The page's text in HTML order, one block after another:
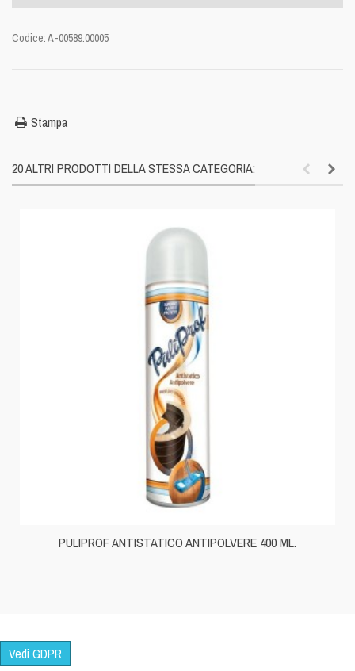
Codice:A-00589.00005
Stampa
20 ALTRI PRODOTTI DELLA STESSA CATEGORIA:
PULIPROF ANTISTATICO ANTIPOLVERE 400 ML.
Vedi GDPR